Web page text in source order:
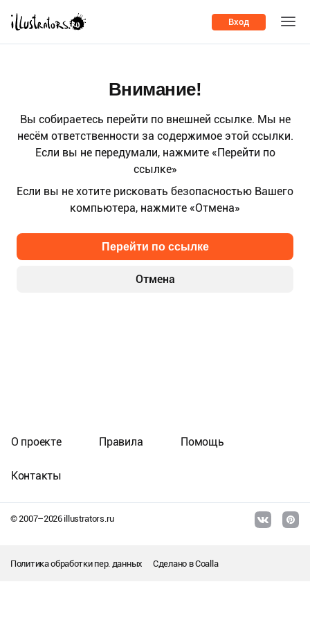
Вход
Внимание!
Вы собираетесь перейти по внешней ссылке. Мы не
несём ответственности за содержимое этой ссылки.
Если вы не передумали, нажмите «Перейти по
ссылке»
Если вы не хотите рисковать безопасностью Вашего
компьютера, нажмите «Отмена»
Отмена
Перейти по ссылке
© 2007–2026illustrators.ru
О проекте Правила Помощь
Контакты
Политика обработки пер. данных Сделано вCoalla